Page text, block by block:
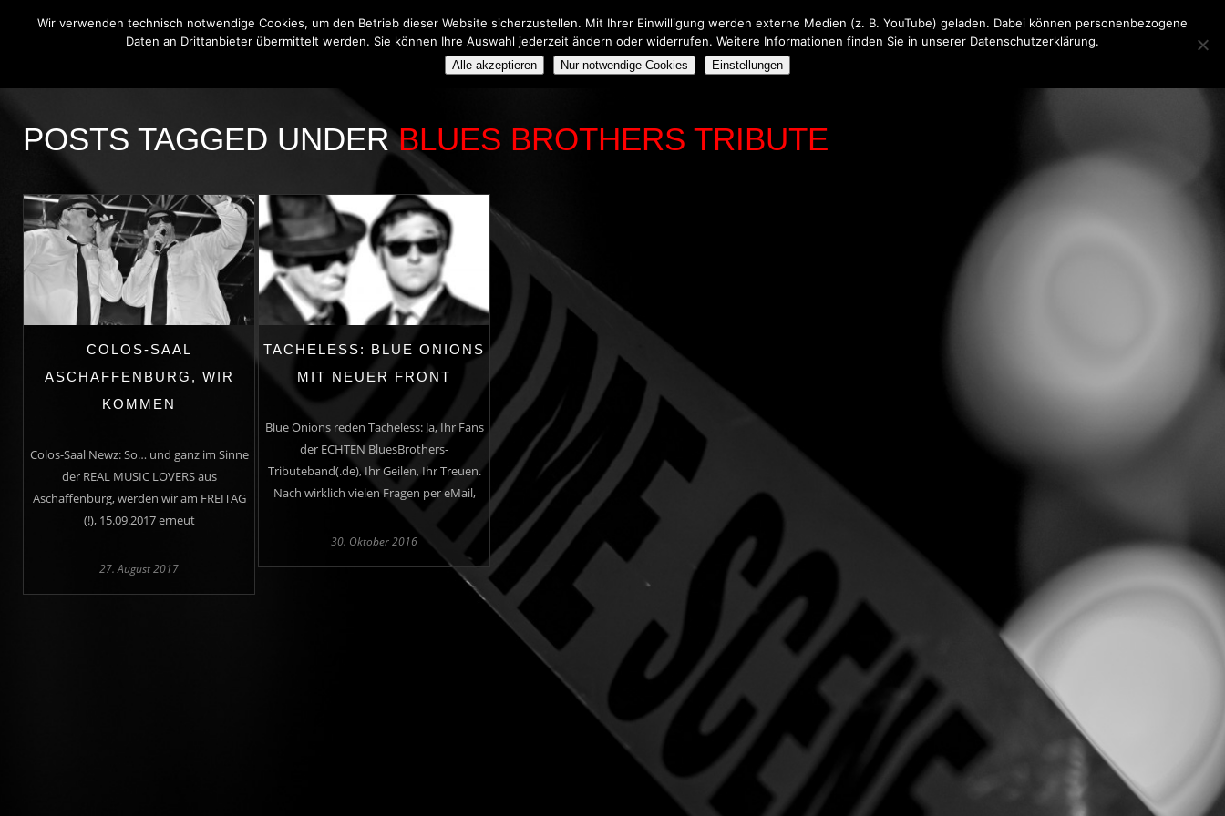
THE BLUE ONIONS BLUES BROTHERS TRIBUTE SHOW IMPRESSUM
POSTS TAGGED UNDERBLUES BROTHERS TRIBUTE
COLOS-SAAL
ASCHAFFENBURG, WIR
KOMMEN
Colos-Saal Newz: So… und ganz im Sinne
der REAL MUSIC LOVERS aus
Aschaffenburg, werden wir am FREITAG
(!), 15.09.2017 erneut
27. August 2017
TACHELESS: BLUE ONIONS
MIT NEUER FRONT
Blue Onions reden Tacheless: Ja, Ihr Fans
der ECHTEN BluesBrothers-
Tributeband(.de), Ihr Geilen, Ihr Treuen.
Nach wirklich vielen Fragen per eMail,
30. Oktober 2016
Wir verwenden technisch notwendige Cookies, um den Betrieb dieser Website sicherzustellen. Mit Ihrer Einwilligung werden externe Medien (z. B. YouTube) geladen. Dabei können personenbezogene
Daten an Drittanbieter übermittelt werden. Sie können Ihre Auswahl jederzeit ändern oder widerrufen. Weitere Informationen finden Sie in unserer Datenschutzerklärung.
Alle akzeptieren Nur notwendige Cookies Einstellungen